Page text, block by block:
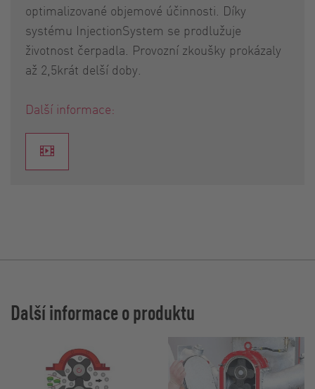
optimalizované objemové účinnosti. Díky
systému InjectionSystem se prodlužuje
životnost čerpadla. Provozní zkoušky prokázaly
až 2,5krát delší doby.
Další informace:
Další informace o produktu